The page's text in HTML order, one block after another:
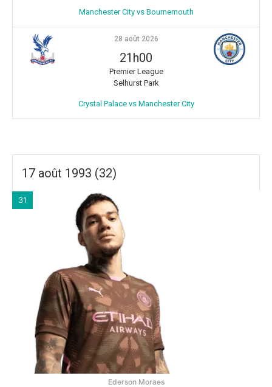
Manchester City vs Bournemouth
28 août 2026
21h00
Premier League
Selhurst Park
Crystal Palace vs Manchester City
17 août 1993 (32)
31
Ederson Moraes